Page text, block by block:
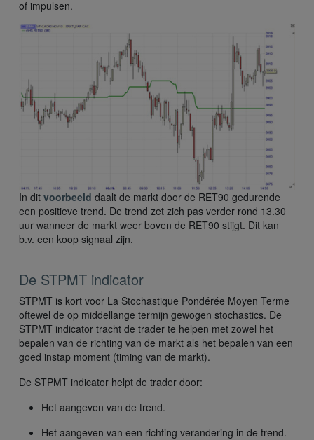
of impulsen.
In dit voorbeeld daalt de markt door de RET90 gedurende
een positieve trend. De trend zet zich pas verder rond 13.30
uur wanneer de markt weer boven de RET90 stijgt. Dit kan
b.v. een koop signaal zijn.
De STPMT indicator
STPMT is kort voor La Stochastique Pondérée Moyen Terme
oftewel de op middellange termijn gewogen stochastics. De
STPMT indicator tracht de trader te helpen met zowel het
bepalen van de richting van de markt als het bepalen van een
goed instap moment (timing van de markt).
De STPMT indicator helpt de trader door:
Het aangeven van de trend.
Het aangeven van een richting verandering in de trend.